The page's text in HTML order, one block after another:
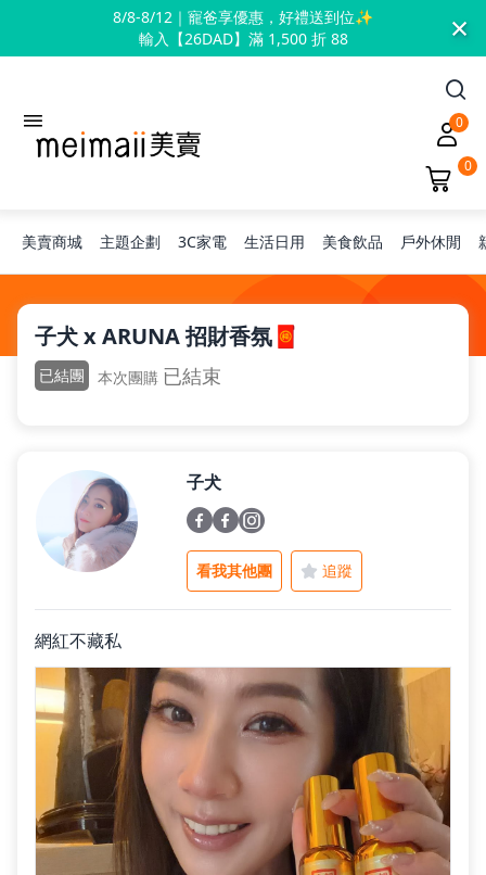
8/8-8/12｜寵爸享優惠，好禮送到位✨
輸入【26DAD】滿 1,500 折 88
×
0
0
美賣商城 主題企劃
旅行神隊友
兒童禮物
父親節好禮
租屋小家電
熱銷排行
新品快遞
3C家電 生活日用 美食飲品 戶外休閒
子犬
看我其他團 追蹤
網紅不藏私
子犬 x ARUNA 招財香氛🧧
已結團 本次團購 已結束